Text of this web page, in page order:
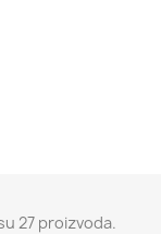
27 proizvoda.